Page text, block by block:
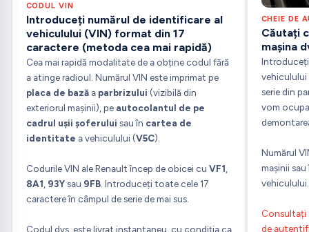
CODUL VIN
Introduceți numărul de identificare al
vehiculului (VIN) format din 17
caractere (metoda cea mai rapidă)
Cea mai rapidă modalitate de a obține codul fără
a atinge radioul. Numărul VIN este imprimat pe
placa de bazăa parbrizului (vizibilă din
exteriorul mașinii), pe autocolantul de pe
cadrul ușii șoferului sau în cartea de
identitate a vehiculului (V5C).
Codurile VIN ale Renault încep de obicei cu VF1
8A1 93Ysau 9FB. Introduceți toate cele 17
caractere în câmpul de serie de mai sus.
Codul dvs. este livrat instantaneu, cu condiția ca
CHEIE DE
Căutați
mașina
Introduceți
vehiculului
serie din
vom
Numărul
mașinii
vehiculului.
Consultați
de